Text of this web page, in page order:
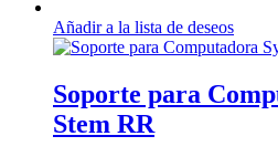
Añadir a la lista de deseos
Soporte para
Stem RR